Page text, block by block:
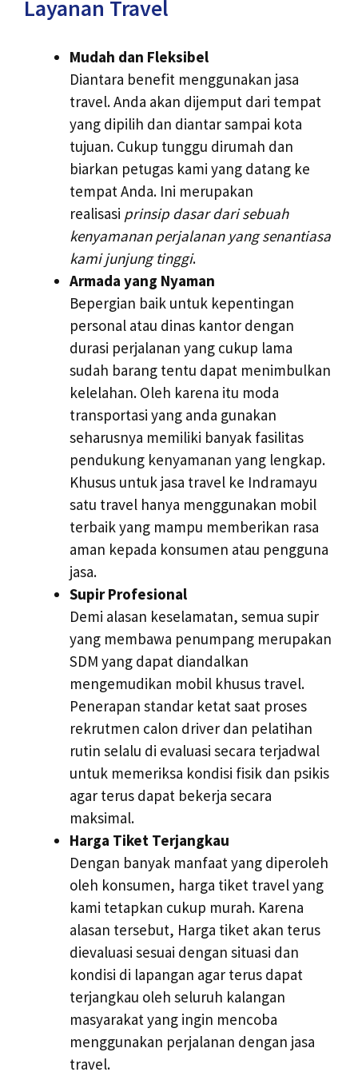
Layanan Travel
Mudah dan Fleksibel
Diantara benefit menggunakan jasa
travel. Anda akan dijemput dari tempat
yang dipilih dan diantar sampai kota
tujuan. Cukup tunggu dirumah dan
biarkan petugas kami yang datang ke
tempat Anda. Ini merupakan
realisasi prinsip dasar dari sebuah
kenyamanan perjalanan yang senantiasa
kami junjung tinggi.
Armada yang Nyaman
Bepergian baik untuk kepentingan
personal atau dinas kantor dengan
durasi perjalanan yang cukup lama
sudah barang tentu dapat menimbulkan
kelelahan. Oleh karena itu moda
transportasi yang anda gunakan
seharusnya memiliki banyak fasilitas
pendukung kenyamanan yang lengkap.
Khusus untuk jasa travel ke Indramayu
satu travel hanya menggunakan mobil
terbaik yang mampu memberikan rasa
aman kepada konsumen atau pengguna
jasa.
Supir Profesional
Demi alasan keselamatan, semua supir
yang membawa penumpang merupakan
SDM yang dapat diandalkan
mengemudikan mobil khusus travel.
Penerapan standar ketat saat proses
rekrutmen calon driver dan pelatihan
rutin selalu di evaluasi secara terjadwal
untuk memeriksa kondisi fisik dan psikis
agar terus dapat bekerja secara
maksimal.
Harga Tiket Terjangkau
Dengan banyak manfaat yang diperoleh
oleh konsumen, harga tiket travel yang
kami tetapkan cukup murah. Karena
alasan tersebut, Harga tiket akan terus
dievaluasi sesuai dengan situasi dan
kondisi di lapangan agar terus dapat
terjangkau oleh seluruh kalangan
masyarakat yang ingin mencoba
menggunakan perjalanan dengan jasa
travel.